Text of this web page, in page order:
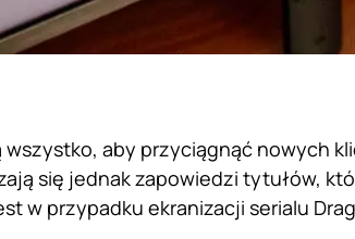
aby przyciągnąć nowych
się jednak zapowiedzi tytułów,
w przypadku ekranizacji serialu